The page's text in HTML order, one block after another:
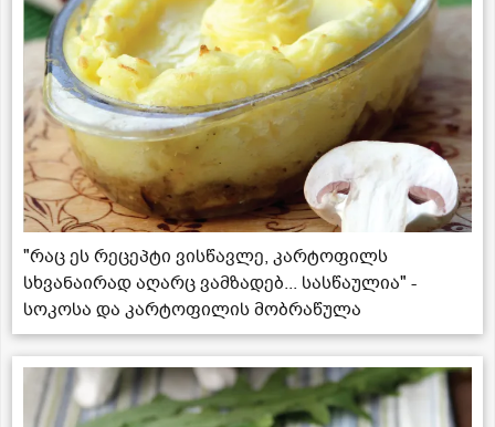
"რაც ეს რეცეპტი ვისწავლე, კარტოფილს
სხვანაირად აღარც ვამზადებ... სასწაულია" -
სოკოსა და კარტოფილის მობრაწულა